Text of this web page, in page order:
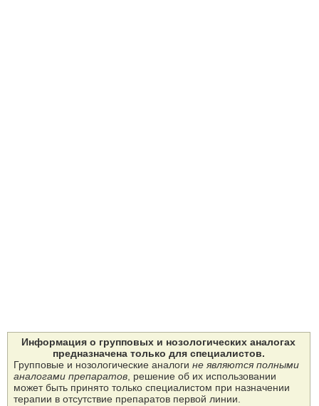
Информация о групповых и нозологических аналогах
предназначена только для специалистов.
Групповые и нозологические аналоги не являются полными
аналогами препаратов, решение об их использовании
может быть принято только специалистом при назначении
терапии в отсутствие препаратов первой линии.